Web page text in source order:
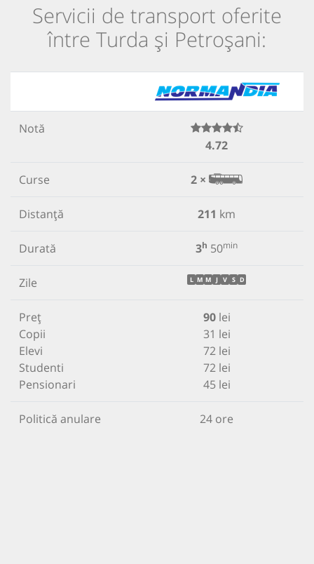
Servicii de transport oferite
între Turda și Petroșani:
Notă
4.72
Curse 2 ×
Distanță 211 km
Durată 3h 50min
Zile L M M J V S D
Preț
Copii
Elevi
Studenti
Pensionari
90lei
31 lei
72 lei
72 lei
45 lei
Politică anulare 24 ore